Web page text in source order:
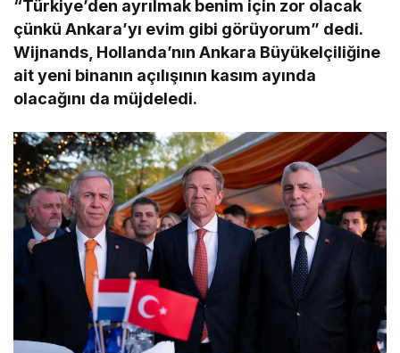
“Türkiye’den ayrılmak benim için zor olacak
çünkü Ankara’yı evim gibi görüyorum” dedi.
Wijnands, Hollanda’nın Ankara Büyükelçiliğine
ait yeni binanın açılışının kasım ayında
olacağını da müjdeledi.